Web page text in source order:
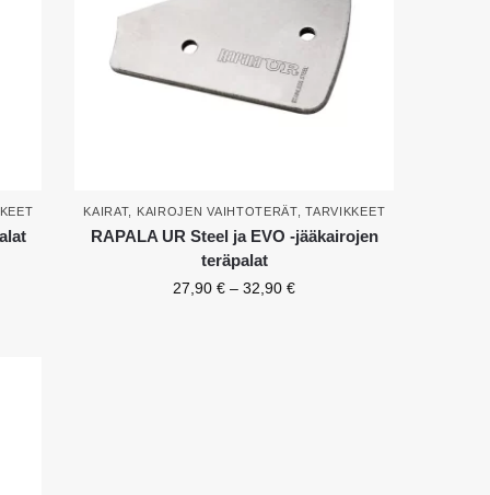
KAIRAT, KAIROJEN VAIHTOTERÄT,TARVIKKEET
RAPALA UR Steel ja EVO -jääkairojen
teräpalat
27,90€ – 32,90€